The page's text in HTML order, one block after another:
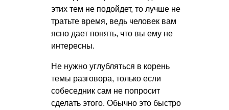
этих тем не подойдет, то лучше не
тратьте время, ведь человек вам
ясно дает понять, что вы ему не
интересны.
Не нужно углубляться в корень
темы разговора, только если
собеседник сам не попросит
сделать этого. Обычно это быстро